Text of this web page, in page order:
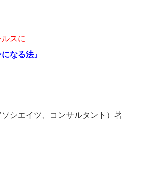
スに
なる法』
シエイツ、コンサルタント）著